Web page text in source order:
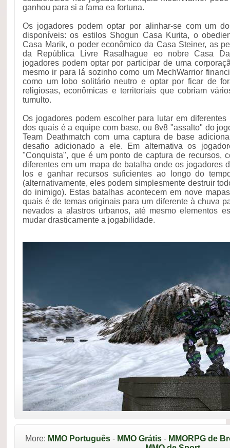
ganhou para si a fama ea fortuna.
Os jogadores podem optar por alinhar-se com um
disponíveis: os estilos Shogun Casa Kurita, o
Casa Marik, o poder econômico da Casa Steiner, as
da República Livre Rasalhague eo nobre Casa
jogadores podem optar por participar de uma
mesmo ir para lá sozinho como um MechWarrior
como um lobo solitário neutro e optar por ficar de
religiosas, econômicas e territoriais que cobriam
tumulto.
Os jogadores podem escolher para lutar em
dos quais é a equipe com base, ou 8v8 "assalto" do
Team Deathmatch com uma captura de base
desafio adicionado a ele. Em alternativa os
"Conquista", que é um ponto de captura de recursos,
diferentes em um mapa de batalha onde os jogadores
los e ganhar recursos suficientes ao longo do
(alternativamente, eles podem simplesmente destruir
do inimigo). Estas batalhas acontecem em nove
quais é de temas originais para um diferente à chuva
nevados a alastros urbanos, até mesmo elementos
mudar drasticamente a jogabilidade.
More: MMO Português- MMO Grátis- MMORPG de